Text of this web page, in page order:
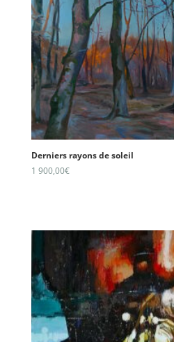
Derniers rayons de soleil
1 900,00€